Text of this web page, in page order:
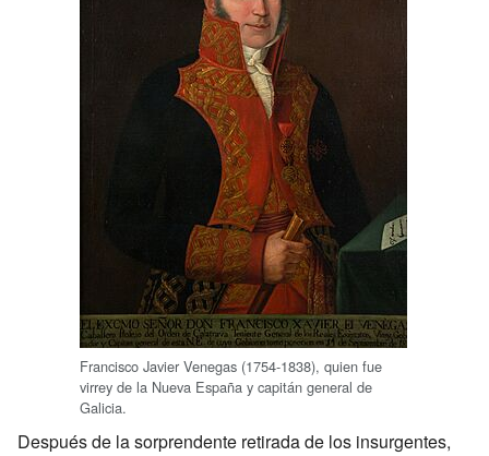
Francisco Javier Venegas (1754-1838), quien fue
virrey de la Nueva España y capitán general de
Galicia.
Después de la sorprendente retirada de los insurgentes,